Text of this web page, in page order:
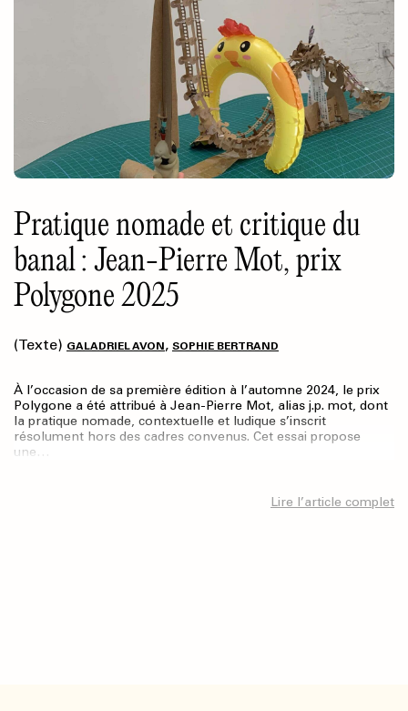
Pratique nomade et critique du
banal : Jean-Pierre Mot, prix
Polygone 2025
(Texte) GALADRIEL AVON, SOPHIE BERTRAND
À l’occasion de sa première édition à l’automne 2024, le prix
Polygone a été attribué à Jean-Pierre Mot, alias j.p. mot, dont
la pratique nomade, contextuelle et ludique s’inscrit
résolument hors des cadres convenus. Cet essai propose
une…
Lire l’article complet